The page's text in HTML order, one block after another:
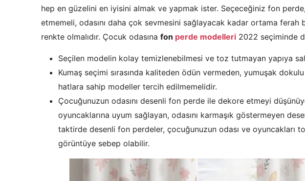
hep en güzelini en iyisini almak ve yapmak ister. Seçeceğiniz fon
etmemeli, odasını daha çok sevmesini sağlayacak kadar ortama ferah
renkte olmalıdır. Çocuk odasına fon perde modelleri 2022 seçiminde
Seçilen modelin kolay temizlenebilmesi ve toz tutmayan yapıya
Kumaş seçimi sırasında kaliteden ödün vermeden, yumuşak
hatlara sahip modeller tercih edilmemelidir.
Çocuğunuzun odasını desenli fon perde ile dekore etmeyi
oyuncaklarına uyum sağlayan, odasını karmaşık göstermeyen
taktirde desenli fon perdeler, çocuğunuzun odası ve oyuncakları
görüntüye sebep olabilir.